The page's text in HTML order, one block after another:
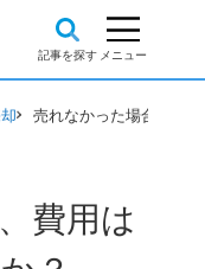
売れなかった場合、費
費用は